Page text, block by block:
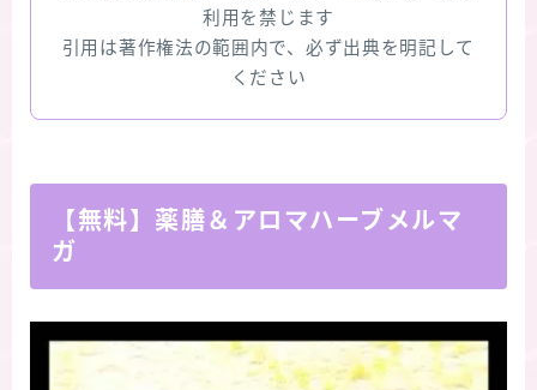
利用を禁じます
引用は著作権法の範囲内で、必ず出典を明記して
ください
【無料】薬膳＆アロマハーブメルマ
ガ